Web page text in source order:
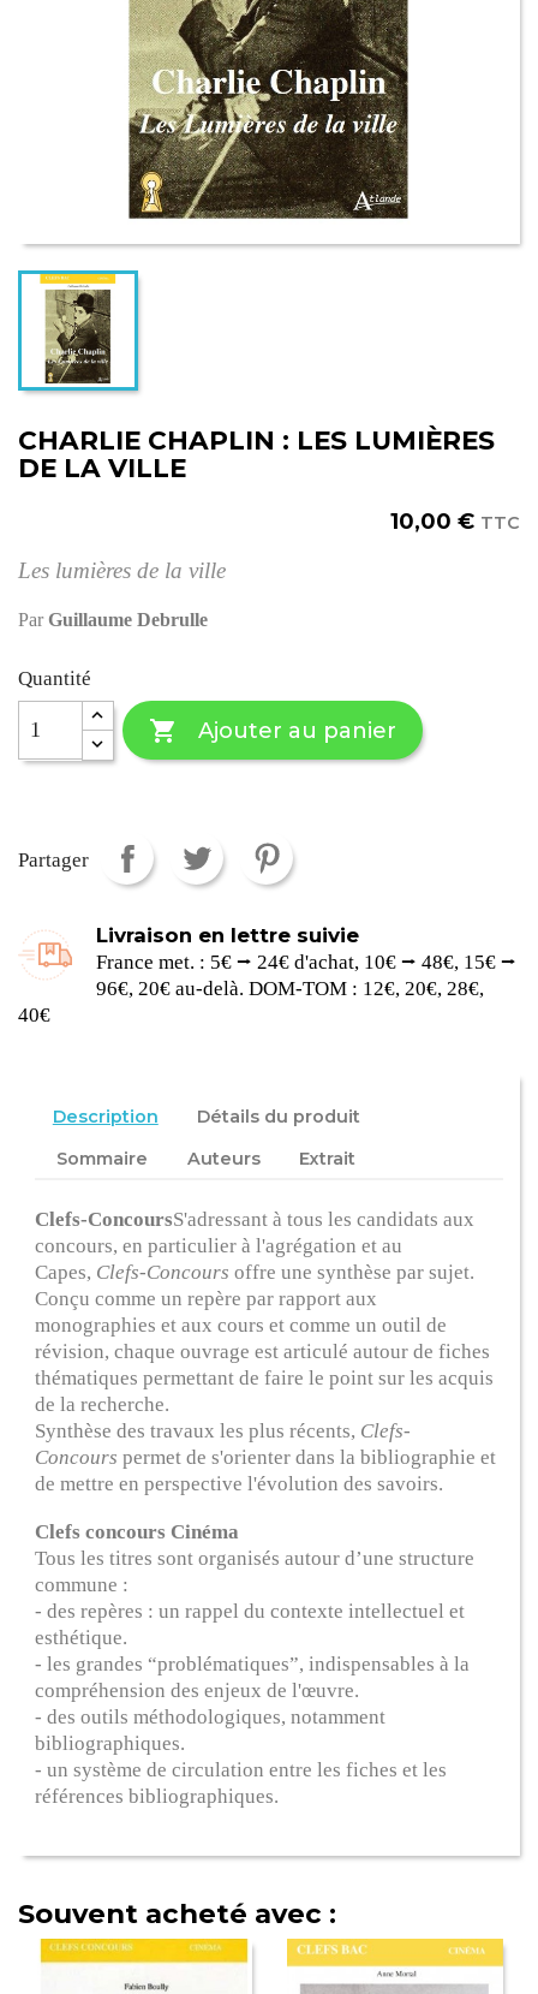
CHARLIE CHAPLIN : LES LUMIÈRES
DE LA VILLE
10,00 € TTC
Les lumières de la ville
ParGuillaume Debrulle
Quantité
 Ajouter au panier
Partager
Livraison en lettre suivie
France met. : 5€ ⭢ 24€ d'achat, 10€ ⭢ 48€, 15€ ⭢
96€, 20€ au-delà. DOM-TOM : 12€, 20€, 28€,
40€
Description
Détails du produit
Sommaire
Auteurs Extrait
Clefs-ConcoursS'adressant à tous les candidats aux
concours, en particulier à l'agrégation et au
Capes, Clefs-Concoursoffre une synthèse par sujet.
Conçu comme un repère par rapport aux
monographies et aux cours et comme un outil de
révision, chaque ouvrage est articulé autour de fiches
thématiques permettant de faire le point sur les acquis
de la recherche.
Synthèse des travaux les plus récents, Clefs-
Concours permet de s'orienter dans la bibliographie et
de mettre en perspective l'évolution des savoirs.
Clefs concours Cinéma
Tous les titres sont organisés autour d’une structure
commune :
- des repères : un rappel du contexte intellectuel et
esthétique.
- les grandes “problématiques”, indispensables à la
compréhension des enjeux de l'œuvre.
- des outils méthodologiques, notamment
bibliographiques.
- un système de circulation entre les fiches et les
références bibliographiques.
Souvent acheté avec :